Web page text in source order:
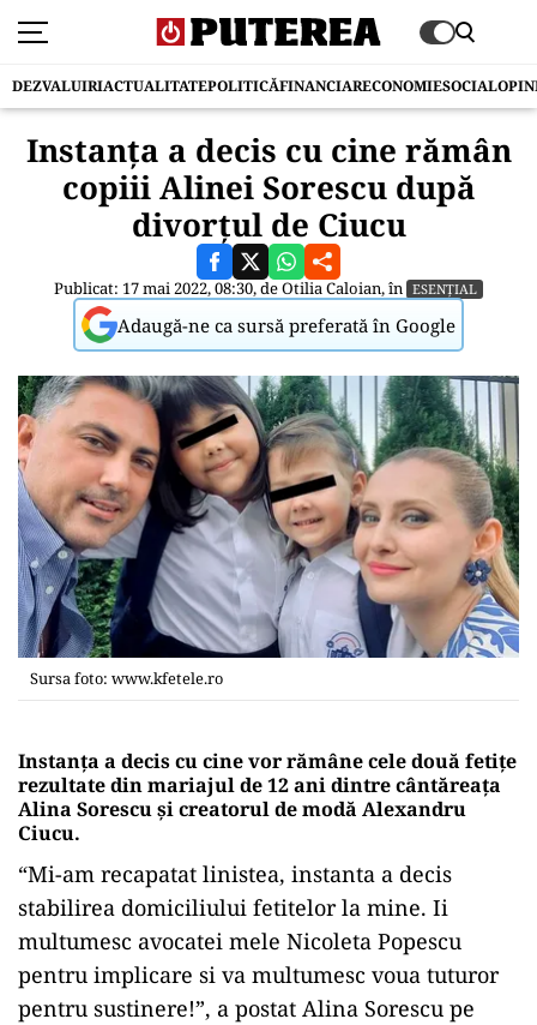
DEZVALUIRIACTUALITATEPOLITICĂFINANCIARECONOMIESOCIAL
Instanța a decis cu cine rămân
copiii Alinei Sorescu după
divorțul de Ciucu
Publicat: 17 mai 2022, 08:30, deOtilia Caloian, în ESENȚIAL
Adaugă-ne ca sursă preferată în Google
Sursa foto: www.kfetele.ro
Instanța a decis cu cine vor rămâne cele două fetițe
rezultate din mariajul de 12 ani dintre cântăreața
Alina Sorescu și creatorul de modă Alexandru
Ciucu.
“Mi-am recapatat linistea, instanta a decis
stabilirea domiciliului fetitelor la mine. Ii
multumesc avocatei mele Nicoleta Popescu
pentru implicare si va multumesc voua tuturor
pentru sustinere!”, a postat Alina Sorescu pe